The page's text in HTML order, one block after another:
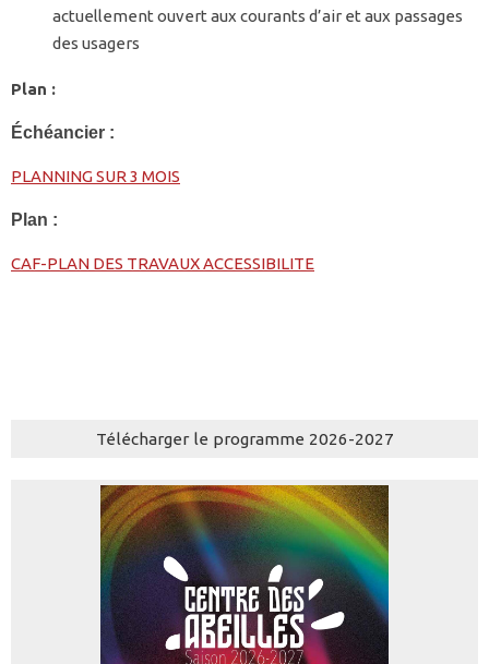
actuellement ouvert aux courants d’air et aux passages
des usagers
Plan :
Échéancier :
PLANNING SUR 3 MOIS
Plan :
CAF-PLAN DES TRAVAUX ACCESSIBILITE
Télécharger le programme 2026-2027